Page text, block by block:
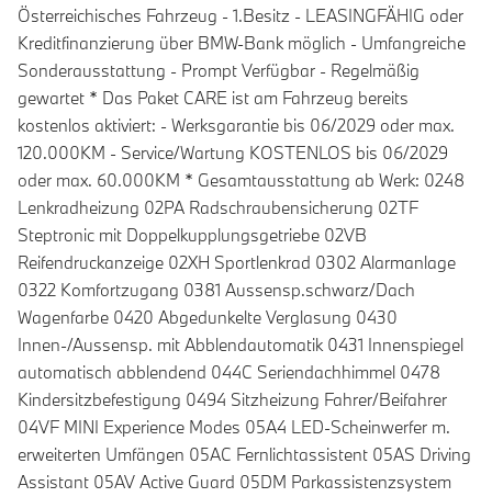
Österreichisches Fahrzeug - 1.Besitz - LEASINGFÄHIG oder
Kreditfinanzierung über BMW-Bank möglich - Umfangreiche
Sonderausstattung - Prompt Verfügbar - Regelmäßig
gewartet * Das Paket CARE ist am Fahrzeug bereits
kostenlos aktiviert: - Werksgarantie bis 06/2029 oder max.
120.000KM - Service/Wartung KOSTENLOS bis 06/2029
oder max. 60.000KM * Gesamtausstattung ab Werk: 0248
Lenkradheizung 02PA Radschraubensicherung 02TF
Steptronic mit Doppelkupplungsgetriebe 02VB
Reifendruckanzeige 02XH Sportlenkrad 0302 Alarmanlage
0322 Komfortzugang 0381 Aussensp.schwarz/Dach
Wagenfarbe 0420 Abgedunkelte Verglasung 0430
Innen-/Aussensp. mit Abblendautomatik 0431 Innenspiegel
automatisch abblendend 044C Seriendachhimmel 0478
Kindersitzbefestigung 0494 Sitzheizung Fahrer/Beifahrer
04VF MINI Experience Modes 05A4 LED-Scheinwerfer m.
erweiterten Umfängen 05AC Fernlichtassistent 05AS Driving
Assistant 05AV Active Guard 05DM Parkassistenzsystem